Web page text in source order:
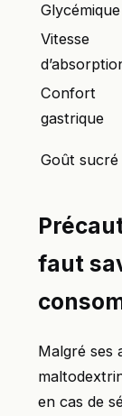
Glycémique
Vitesse
Confort
gastrique
Goût sucré
faut
Malgré ses
en cas de